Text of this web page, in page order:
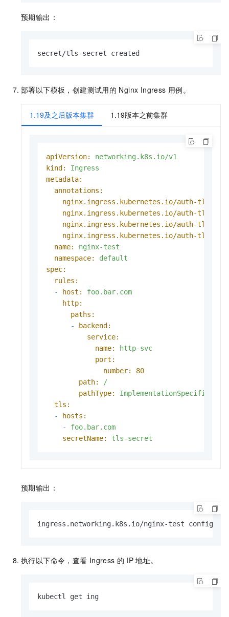
预期输出：
secret/tls-secret created
部署以下模板，创建测试用的 Nginx Ingress 用例。
1.19及之后版本集群 1.19版本之前集群
apiVersion:
networking.k8s.io/v1
kind:
Ingress
metadata:
annotations:
nginx.ingress.kubernetes.io/auth-tls-
nginx.ingress.kubernetes.io/auth-tls-
nginx.ingress.kubernetes.io/auth-tls-
nginx.ingress.kubernetes.io/auth-tls-
name:
nginx-test
namespace:
default
spec:
rules:
-
host:
foo.bar.com
http:
paths:
-
backend:
service:
name:
http-svc
port:
number:
80
path:
/
pathType:
ImplementationSpecific
tls:
-
hosts:
-
foo.bar.com
secretName:
tls-secret
预期输出：
ingress.networking.k8s.io/nginx-test configured
执行以下命令，查看 Ingress 的 IP 地址。
kubectl get ing